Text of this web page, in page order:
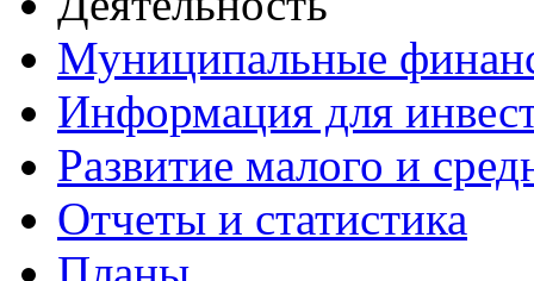
Муниципальные
Информация для
Развитие малого и
Отчеты и статистика